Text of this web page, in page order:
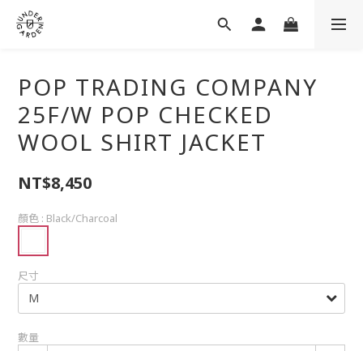
POP TRADING COMPANY
25F/W POP CHECKED
WOOL SHIRT JACKET
NT$8,450
顏色 : Black/Charcoal
尺寸
數量